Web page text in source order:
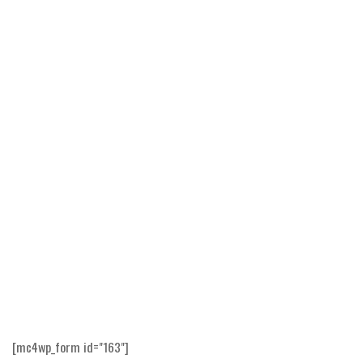
[mc4wp_form id="163"]